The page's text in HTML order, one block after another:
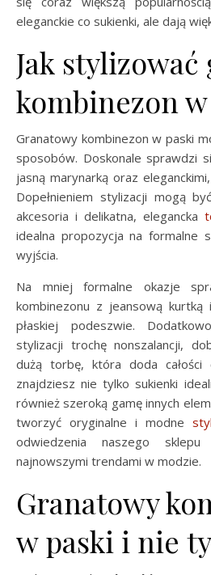
eleganckie co sukienki, ale dają
Jak
kombinezon
Granatowy kombinezon w paski
sposobów. Doskonale sprawdzi
jasną marynarką oraz
Dopełnieniem stylizacji mogą
akcesoria i delikatna, elegancka
idealna propozycja na formalne
wyjścia.
Na mniej formalne okazje
kombinezonu z jeansową
płaskiej podeszwie.
stylizacji trochę nonszalancji,
dużą torbę, która doda całości
znajdziesz nie tylko sukienki
również szeroką gamę innych
tworzyć oryginalne i modne
odwiedzenia naszego
najnowszymi trendami w modzie.
Granatowy
w paski i nie